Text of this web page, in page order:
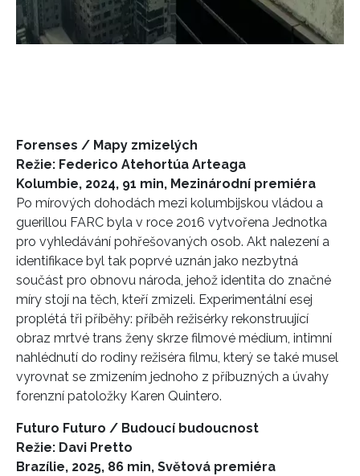
Forenses / Mapy zmizelých
Režie: Federico Atehortúa Arteaga
Kolumbie, 2024, 91 min, Mezinárodní premiéra
Po mírových dohodách mezi kolumbijskou vládou a
guerillou FARC byla v roce 2016 vytvořena Jednotka
pro vyhledávání pohřešovaných osob. Akt nalezení a
identifikace byl tak poprvé uznán jako nezbytná
součást pro obnovu národa, jehož identita do značné
míry stojí na těch, kteří zmizeli. Experimentální esej
proplétá tři příběhy: příběh režisérky rekonstruující
obraz mrtvé trans ženy skrze filmové médium, intimní
nahlédnutí do rodiny režiséra filmu, který se také musel
vyrovnat se zmizením jednoho z příbuzných a úvahy
forenzní patoložky Karen Quintero.
Futuro Futuro / Budoucí budoucnost
Režie: Davi Pretto
Brazílie, 2025, 86 min, Světová premiéra